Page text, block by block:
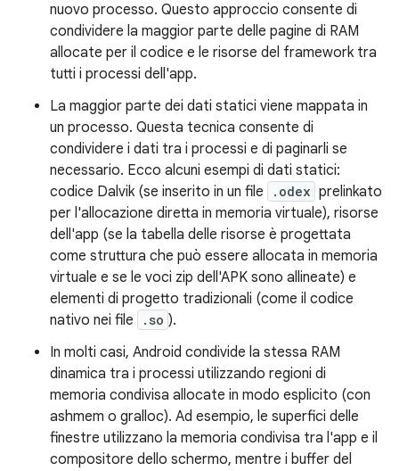
nuovo processo. Questo approccio consente di
condividere la maggior parte delle pagine di RAM
allocate per il codice e le risorse del framework tra
tutti i processi dell'app.
La maggior parte dei dati statici viene mappata in
un processo. Questa tecnica consente di
condividere i dati tra i processi e di paginarli se
necessario. Ecco alcuni esempi di dati statici:
codice Dalvik (se inserito in un file
.odex prelinkato
per l'allocazione diretta in memoria virtuale), risorse
dell'app (se la tabella delle risorse è progettata
come struttura che può essere allocata in memoria
virtuale e se le voci zip dell'APK sono allineate) e
elementi di progetto tradizionali (come il codice
nativo nei file
.so ).
In molti casi, Android condivide la stessa RAM
dinamica tra i processi utilizzando regioni di
memoria condivisa allocate in modo esplicito (con
ashmem o gralloc). Ad esempio, le superfici delle
finestre utilizzano la memoria condivisa tra l'app e il
compositore dello schermo, mentre i buffer del